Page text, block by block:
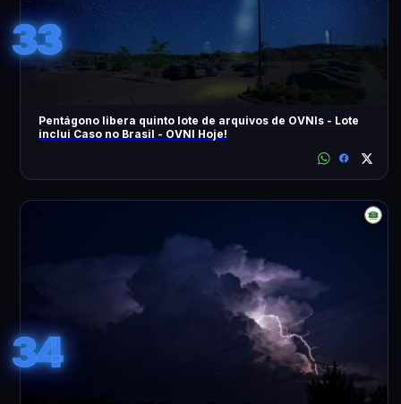
33
Pentágono libera quinto lote de arquivos de OVNIs - Lote
inclui Caso no Brasil - OVNI Hoje!
34